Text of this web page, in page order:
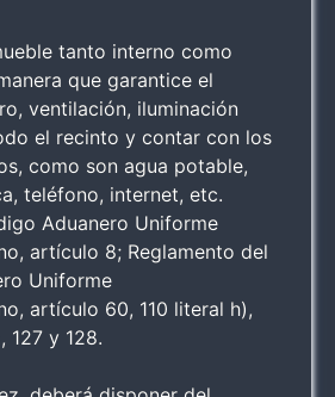
tanto interno como
que garantice el
ventilación, iluminación
el recinto y contar con los
como son agua potable,
teléfono, internet, etc.
Aduanero Uniforme
artículo 8; Reglamento del
Uniforme
artículo 60, 110 literal h),
127 y 128.